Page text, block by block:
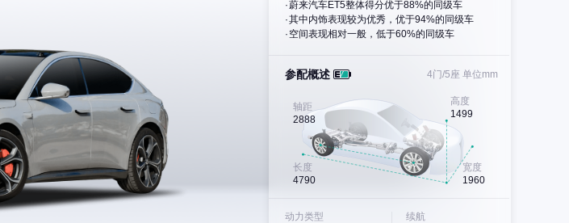
蔚来汽车ET5整体得分优于88%的同级车
其中内饰表现较为优秀，优于94%的同级车
空间表现相对一般，低于60%的同级车
参配概述 4门/5座 单位mm
轴距
2888
高度
1499
长度
4790
宽度
1960
动力类型 续航